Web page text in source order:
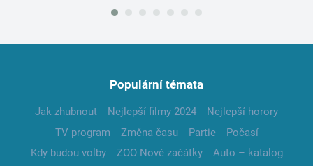
Populární témata
Jak zhubnout Nejlepší filmy 2024
Nejlepší horory
TV program
Změna času Partie
Počasí
Kdy budou volby
ZOO Nové začátky
Auto – katalog